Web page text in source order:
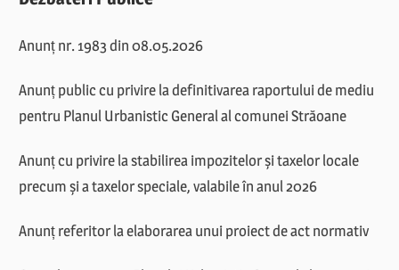
Anunț nr. 1983 din 08.05.2026
Anunț public cu privire la definitivarea raportului de mediu
pentru Planul Urbanistic General al comunei Străoane
Anunț cu privire la stabilirea impozitelor și taxelor locale
precum și a taxelor speciale, valabile în anul 2026
Anunț referitor la elaborarea unui proiect de act normativ